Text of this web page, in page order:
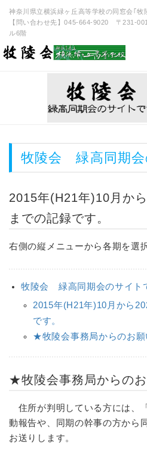
神奈川県立横浜緑ヶ丘高等学校の同窓会｢牧
【問い合わせ先】045-664-9020 〒231-
ル6階
牧陵会 緑高同期会
2015年(H21年)10月か
までの記録です。
右側の縦メニューから各期を選
牧陵会 緑高同期会のサイト
2015年(H21年)10月から
です。
★牧陵会事務局からのお願
★牧陵会事務局からの
住所が判明している方には、
動報告や、同期の幹事の方から
お送りします。